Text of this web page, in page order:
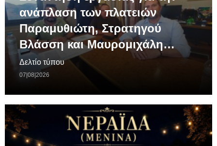
ανάπλαση των πλατειών
Παραμυθιώτη, Στρατηγού
Βλάσση και Μαυρομιχάλη…
Δελτίο τύπου
07|08|2026